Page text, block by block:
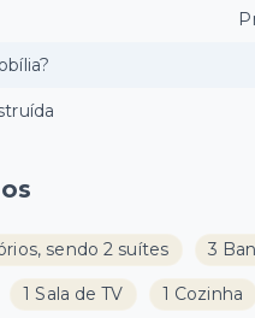
sendo 2 suítes 3
1 Sala de TV 1 Cozinha